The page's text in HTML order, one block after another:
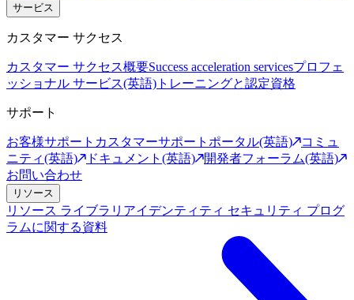
サービス
カスタマー サクセス
カスタマー サクセス概要Success acceleration servicesプロフェ
ッショナル サービス(英語) トレーニングと認定資格
サポート
お客様サポート カスタマーサポートポータル(英語)
コミュ
ニティ(英語)
ドキュメント(英語)
開発者フォーラム(英語)
お問い合わせ
リソース
リソース ライブラリ アイデンティティ セキュリティ プログ
ラムに関する資料